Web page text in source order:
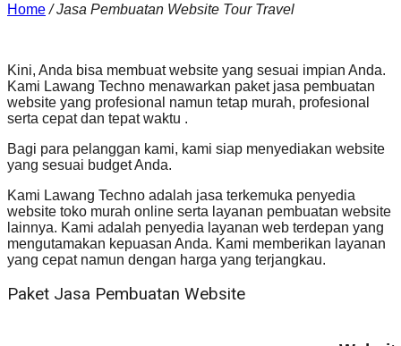
Home / Jasa Pembuatan Website Tour Travel
Kini, Anda bisa membuat website yang sesuai impian Anda.
Kami Lawang Techno menawarkan paket jasa pembuatan
website yang profesional namun tetap murah, profesional
serta cepat dan tepat waktu .
Bagi para pelanggan kami, kami siap menyediakan website
yang sesuai budget Anda.
Kami Lawang Techno adalah jasa terkemuka penyedia
website toko murah online serta layanan pembuatan website
lainnya. Kami adalah penyedia layanan web terdepan yang
mengutamakan kepuasan Anda. Kami memberikan layanan
yang cepat namun dengan harga yang terjangkau.
Paket Jasa Pembuatan Website